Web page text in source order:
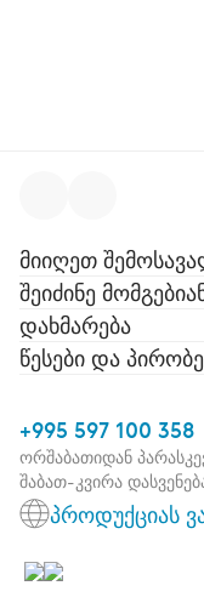
მიიღეთ
შეიძინე
დახმარება
წესები და
+995 597 100 358
ორშაბათიდან
შაბათ-კვირა
პროდუქციას